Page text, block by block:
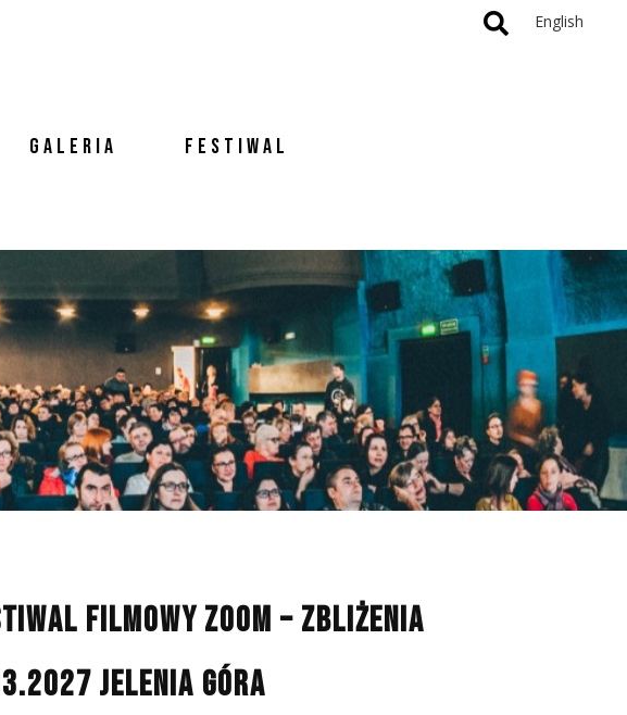
English
GALERIA FESTIWAL
NAN
FILMOWY ZOOM – ZBLIŻENIA
7 JELENIA GÓRA